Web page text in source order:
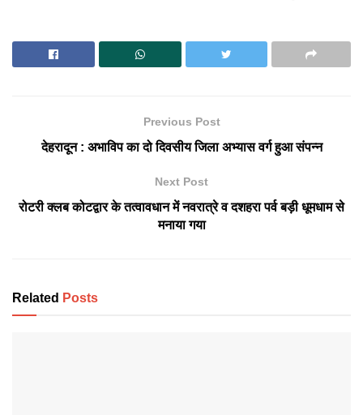
Previous Post
देहरादून : अभाविप का दो दिवसीय जिला अभ्यास वर्ग हुआ संपन्न
Next Post
रोटरी क्लब कोटद्वार के तत्वावधान में नवरात्रे व दशहरा पर्व बड़ी धूमधाम से
मनाया गया
Related Posts